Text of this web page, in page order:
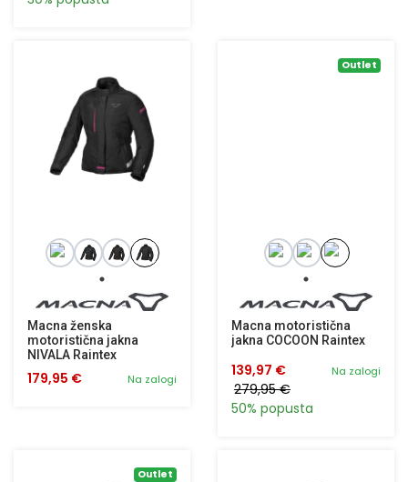
Macna ženska
motoristična jakna
NIVALA Raintex
Na zalogi
179,95 €
Outlet
Macna motoristična
jakna COCOON Raintex
Na zalogi
139,97 €
279,95 €
50% popusta
Outlet